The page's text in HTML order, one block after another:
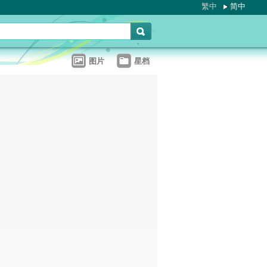
繁中 简中
图片 星档